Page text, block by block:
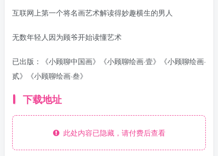
互联网上第一个将名画艺术解读得妙趣横生的男人
无数年轻人因为顾爷开始读懂艺术
已出版：《小顾聊中国画》《小顾聊绘画·壹》《小顾聊绘画·
贰》《小顾聊绘画·叁》
下载地址
此处内容已隐藏，请付费后查看